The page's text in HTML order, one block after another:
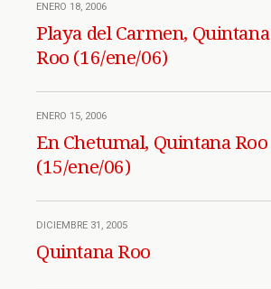
ENERO 18, 2006
Playa del Carmen, Quintana
Roo (16/ene/06)
ENERO 15, 2006
En Chetumal, Quintana Roo
(15/ene/06)
DICIEMBRE 31, 2005
Quintana Roo